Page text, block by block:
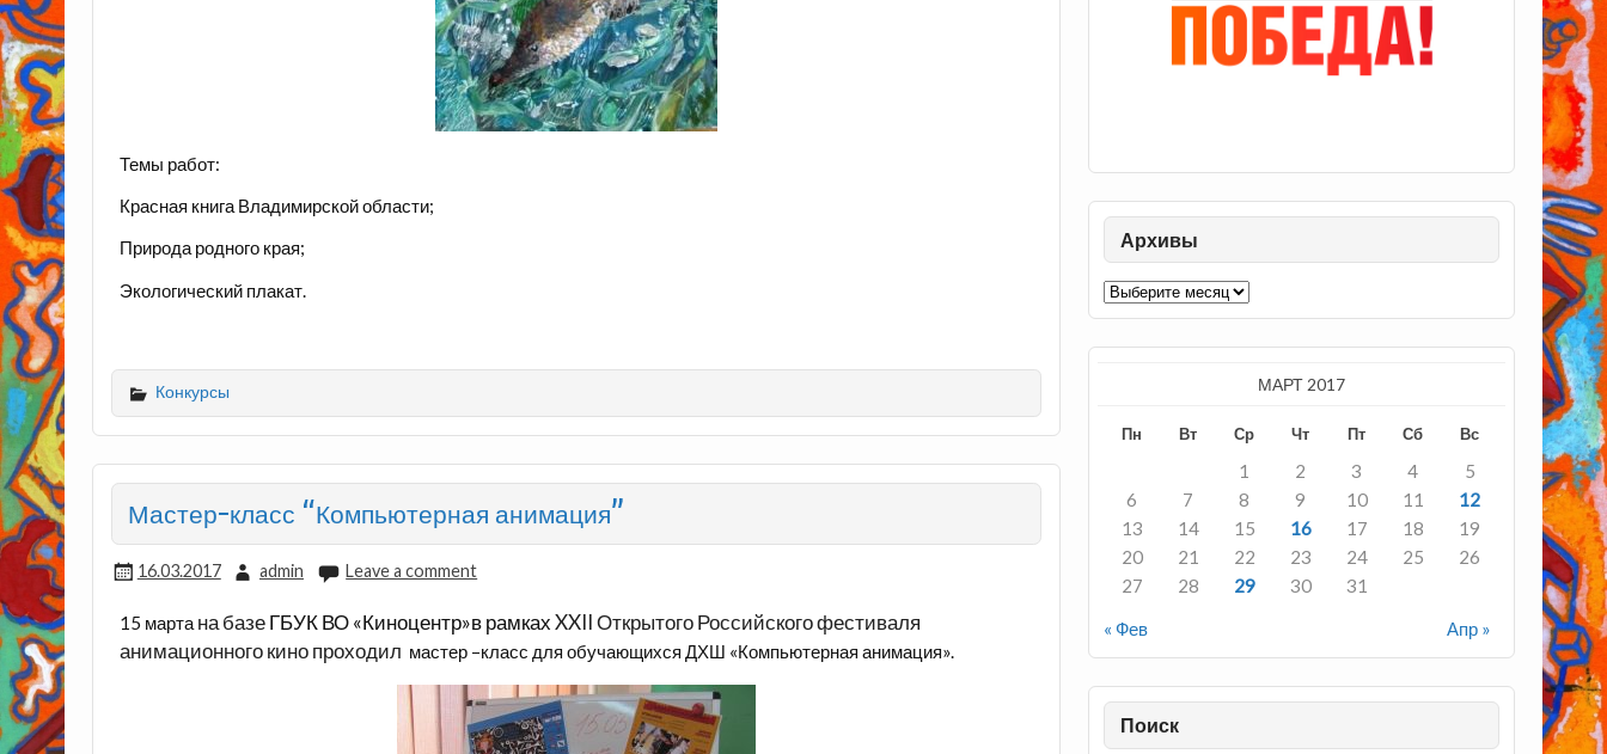
Темы работ:
Красная книга Владимирской области;
Природа родного края;
Экологический плакат.
Конкурсы
Мастер-класс “Компьютерная анимация”
16.03.2017 admin Leave a comment
15 марта на базеГБУК ВО «Киноцентр»в рамкахXXII Открытого Российского фестиваля
анимационного кино проходил мастер –класс для обучающихся ДХШ «Компьютерная анимация».
Архивы
Архивы
МАРТ 2017
Пн Вт Ср Чт Пт Сб Вс
« Фев Апр »
1 2 3 4
5
6
7 8 9 10 11
12
13
14 15 16 17 18
19
20
21 22 23 24 25
26
27
28 29 30 31
Поиск